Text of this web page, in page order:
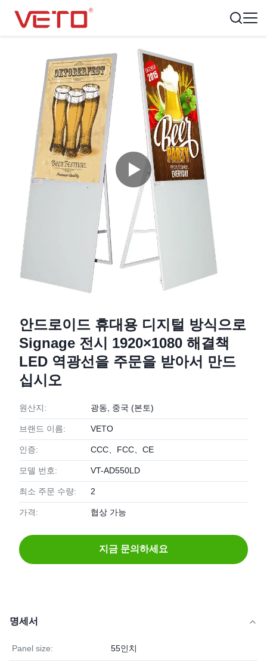
안드로이드 휴대용 디지털 방식으로
Signage 전시 1920×1080 해결책
LED 역광선을 주문을 받아서 만드
십시오
원산지: 광동, 중국 (본토)
브랜드 이름: VETO
인증: CCC、FCC、CE
모델 번호: VT-AD550LD
최소 주문 수량: 2
가격: 협상 가능
지금 문의하세요
명세서
Panel size: 55인치